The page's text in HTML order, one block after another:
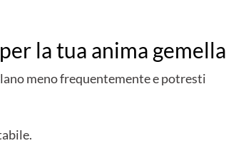
la tua anima gemella
meno frequentemente e potresti